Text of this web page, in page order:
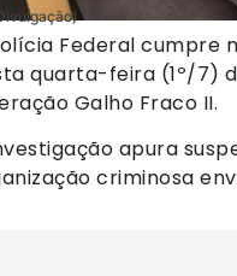
Federal cumpre
quarta-feira (1º/7)
Galho Fraco II.
apura
criminosa